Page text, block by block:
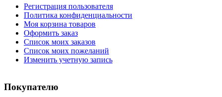
Регистрация пользователя
Политика конфиденциальности
Моя корзина товаров
Оформить заказ
Список моих заказов
Список моих пожеланий
Изменить учетную запись
Покупателю